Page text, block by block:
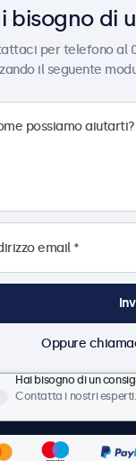
Lavora
bisogno di
per telefono al
il seguente
Oppure
Hai bisogno di un
Contatta i nostri esperti.